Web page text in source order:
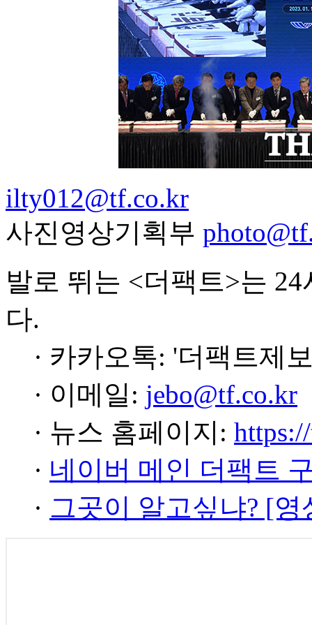
ilty012@tf.co.kr
사진영상기획부
발로 뛰는 <더팩트>는
다.
· 카카오톡: '더팩트제
· 이메일: jebo@tf.co.kr
· 뉴스 홈페이지:
· 네이버 메인 더팩트
· 그곳이 알고싶냐? [